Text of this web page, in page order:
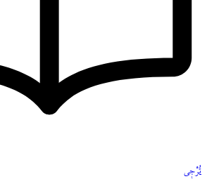
تُرْج۪ي